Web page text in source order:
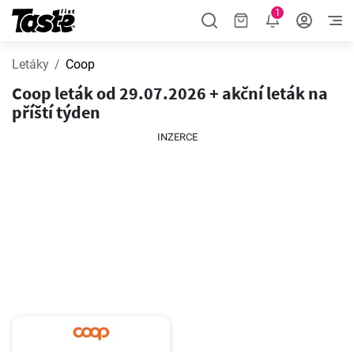
1
Letáky Coop
Coop leták od 29.07.2026 + akční leták na
příští týden
INZERCE